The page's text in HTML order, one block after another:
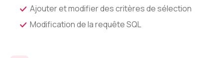
Ajouter et modifier des critères de sélection
Modification de la requête SQL